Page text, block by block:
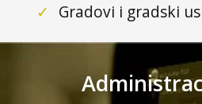
✓
Gradovi i gradski